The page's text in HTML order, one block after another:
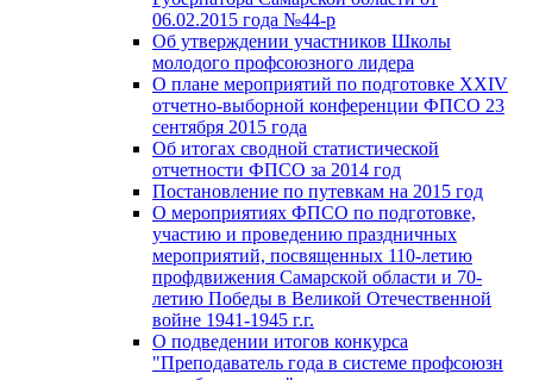
06.02.2015 года №44-р
Об утверждении участников Школы
молодого профсоюзного лидера
О плане мероприятий по подготовке XXIV
отчетно-выборной конференции ФПСО 23
сентября 2015 года
Об итогах сводной статистической
отчетности ФПСО за 2014 год
Постановление по путевкам на 2015 год
О мероприятиях ФПСО по подготовке,
участию и проведению праздничных
мероприятий, посвященных 110-летию
профдвижения Самарской области и 70-
летию Победы в Великой Отечественной
войне 1941-1945 г.г.
О подведении итогов конкурса
"Преподаватель года в системе профсоюзн